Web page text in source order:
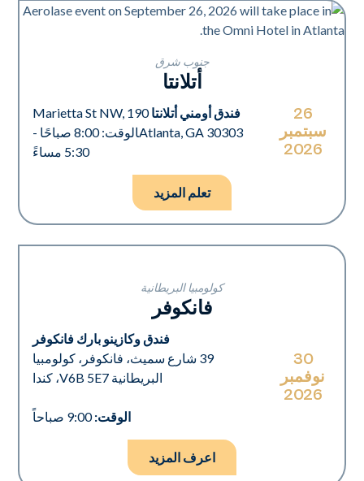
جنوب شرق
أتلانتا
26
سبتمبر
2026
فندق أومني أتلانتا
190 Marietta St NW,
Atlanta, GA 30303‍الوقت: 8:00 صباحًا -
5:30 مساءً
تعلم المزيد
كولومبيا البريطانية
فانكوفر
30
نوفمبر
2026
فندق وكازينو بارك فانكوفر
39 شارع سميث، فانكوفر، كولومبيا
البريطانية V6B 5E7، كندا
الوقت:9:00 صباحاً
اعرف المزيد